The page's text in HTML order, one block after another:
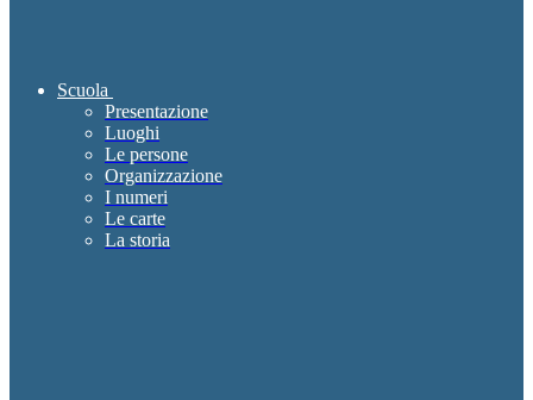
Scuola
Presentazione
Luoghi
Le persone
Organizzazione
I numeri
Le carte
La storia